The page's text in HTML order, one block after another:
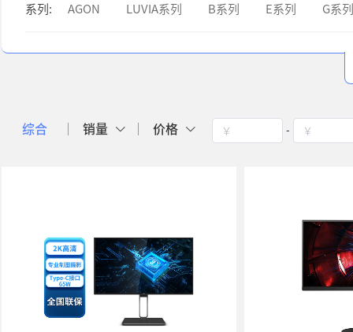
系列: AGON LUVIA系列 B系列 E系列 G系
综合 销量 价格 ￥ - ￥